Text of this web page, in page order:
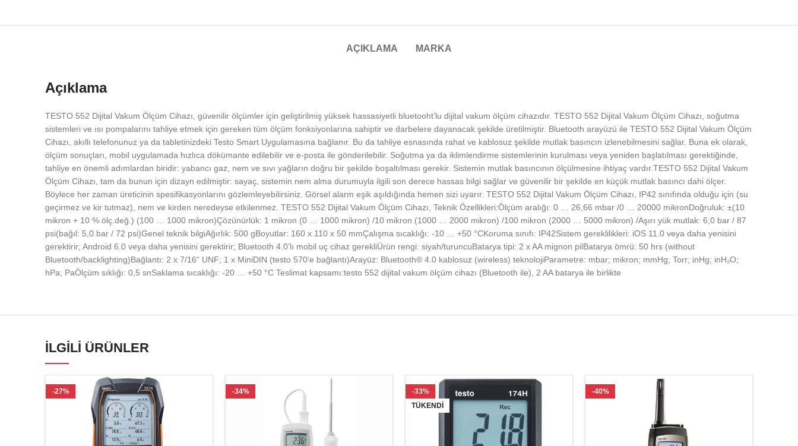
AÇIKLAMA MARKA
Açıklama
TESTO 552 Dijital Vakum Ölçüm Cihazı, güvenilir ölçümler için geliştirilmiş yüksek hassasiyetli bluetooht’lu dijital vakum ölçüm cihazıdır. TESTO 552 Dijital Vakum Ölçüm Cihazı, soğutma
sistemleri ve ısı pompalarını tahliye etmek için gereken tüm ölçüm fonksiyonlarına sahiptir ve darbelere dayanacak şekilde üretilmiştir. Bluetooth arayüzü ile TESTO 552 Dijital Vakum Ölçüm
Cihazı, akıllı telefonunuz ya da tabletinizdeki Testo Smart Uygulamasına bağlanır. Bu da tahliye esnasında rahat ve kablosuz şekilde mutlak basıncın izlenebilmesini sağlar. Buna ek olarak,
ölçüm sonuçları, mobil uygulamada hızlıca dökümante edilebilir ve e-posta ile gönderilebilir. Soğutma ya da iklimlendirme sistemlerinin kurulması veya yeniden başlatılması gerektiğinde,
tahliye en önemli adımlardan biridir: yabancı gaz, nem ve sıvı yağların doğru bir şekilde boşaltılması gerekir. Sistemin mutlak basıncının ölçülmesine ihtiyaç vardır.TESTO 552 Dijital Vakum
Ölçüm Cihazı, tam da bunun için dizayn edilmiştir: sayaç, sistemin nem alma durumuyla ilgili son derece hassas bilgi sağlar ve güvenilir bir şekilde en küçük mutlak basıncı dahi ölçer.
Böylece her zaman üreticinin spesifikasyonlarını gözlemleyebilirsiniz. Görsel alarm eşik aşıldığında hemen sizi uyarır. TESTO 552 Dijital Vakum Ölçüm Cihazı, IP42 sınıfında olduğu için (su
geçirmez ve kir tutmaz), nem ve kirden neredeyse etkilenmez. TESTO 552 Dijital Vakum Ölçüm Cihazı, Teknik Özellikleri:Ölçüm aralığı: 0 … 26,66 mbar /0 … 20000 mikronDoğruluk: ±(10
mikron + 10 % ölç.değ.) (100 … 1000 mikron)Çözünürlük: 1 mikron (0 … 1000 mikron) /10 mikron (1000 … 2000 mikron) /100 mikron (2000 … 5000 mikron) /Aşırı yük mutlak: 6,0 bar / 87
psi(bağıl: 5,0 bar / 72 psi)Genel teknik bilgiAğırlık: 500 gBoyutlar: 160 x 110 x 50 mmÇalışma sıcaklığı: -10 … +50 °CKoruma sınıfı: IP42Sistem gereklilikleri: iOS 11.0 veya daha yenisini
gerektirir; Android 6.0 veya daha yenisini gerektirir; Bluetooth 4.0’lı mobil uç cihaz gerekliÜrün rengi: siyah/turuncuBatarya tipi: 2 x AA mignon pilBatarya ömrü: 50 hrs (without
Bluetooth/backlighting)Bağlantı: 2 x 7/16“ UNF; 1 x MiniDIN (testo 570’e bağlantı)Arayüz: Bluetooth® 4.0 kablosuz (wireless) teknolojiParametre: mbar; mikron; mmHg; Torr; inHg; inH₂O;
hPa; PaÖlçüm sıklığı: 0,5 snSaklama sıcaklığı: -20 … +50 °C Teslimat kapsamı:testo 552 dijital vakum ölçüm cihazı (Bluetooth ile), 2 AA batarya ile birlikte
İLGILI ÜRÜNLER
-27% -34%
-33%
TÜKENDI
-40%